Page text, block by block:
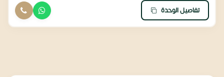
تفاصيل الوحدة